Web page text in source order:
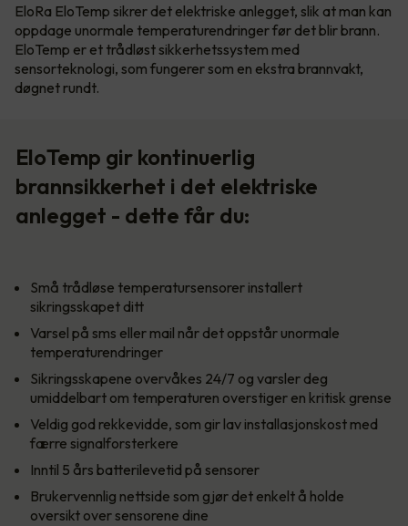
EloRa EloTemp sikrer det elektriske anlegget, slik at man kan
oppdage unormale temperaturendringer før det blir brann.
EloTemp er et trådløst sikkerhetssystem med
sensorteknologi, som fungerer som en ekstra brannvakt,
døgnet rundt.
EloTemp gir kontinuerlig
brannsikkerhet i det elektriske
anlegget - dette får du:
Små trådløse temperatursensorer installert
sikringsskapet ditt
Varsel på sms eller mail når det oppstår unormale
temperaturendringer
Sikringsskapene overvåkes 24/7 og varsler deg
umiddelbart om temperaturen overstiger en kritisk grense
Veldig god rekkevidde, som gir lav installasjonskost med
færre signalforsterkere
Inntil 5 års batterilevetid på sensorer
Brukervennlig nettside som gjør det enkelt å holde
oversikt over sensorene dine